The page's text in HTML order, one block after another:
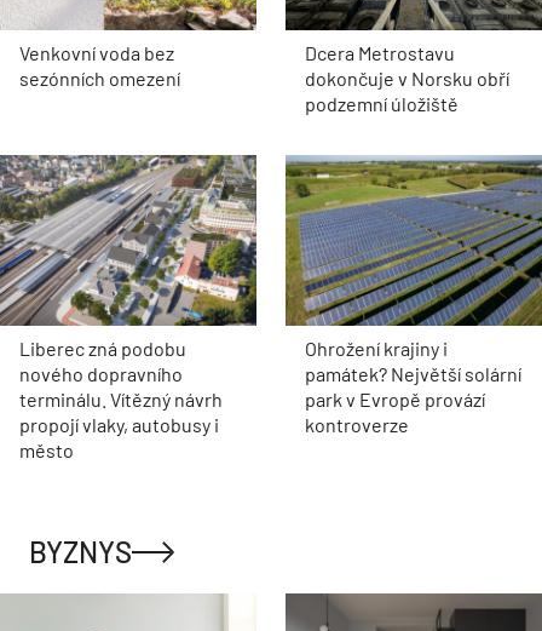
Venkovní voda bez
sezónních omezení
Dcera Metrostavu
dokončuje v Norsku obří
podzemní úložiště
Liberec zná podobu
nového dopravního
terminálu. Vítězný návrh
propojí vlaky, autobusy i
město
Ohrožení krajiny i
památek? Největší solární
park v Evropě provází
kontroverze
BYZNYS